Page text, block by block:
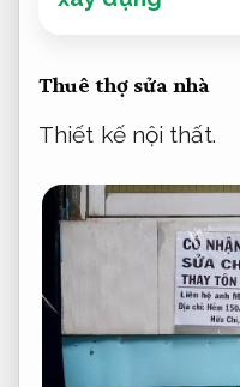
Thuê thợ sửa nhà
Thiết kế nội thất.